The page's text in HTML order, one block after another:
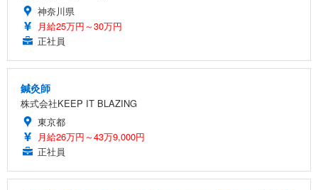
神奈川県
月給25万円～30万円
正社員
鍼灸師
株式会社KEEP IT BLAZING
東京都
月給26万円～43万9,000円
正社員